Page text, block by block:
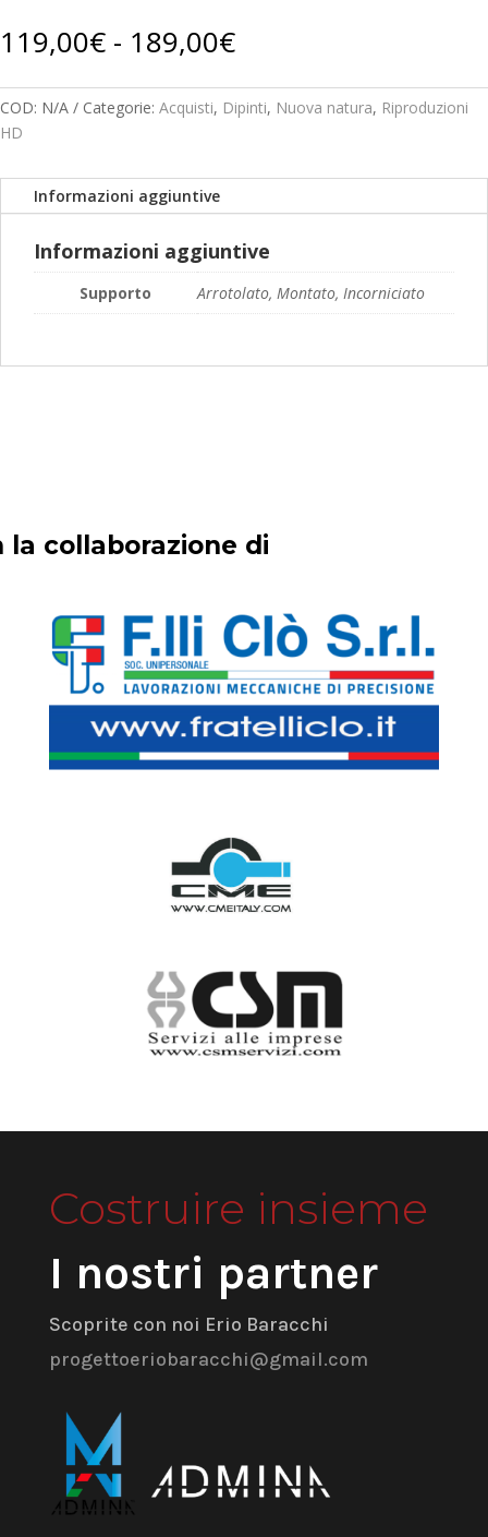
quantità
119,00€ - 189,00€Fascia
di
prezzo:
da
189,00€
COD: N/A Categorie: Acquisti, Dipinti, Nuova natura, Riproduzioni
HD
Informazioni aggiuntive
Informazioni aggiuntive
Supporto Arrotolato, Montato, Incorniciato
la collaborazione di
Costruire insieme
I nostri partner
Scoprite con noi Erio Baracchi
progettoeriobaracchi@gmail.com